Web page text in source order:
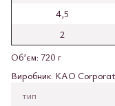
4,5
2
Об’єм: 720 г
Виробник: KAO
тип